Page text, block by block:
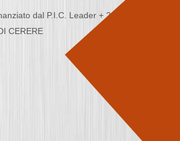
dal P.I.C. Leader + 2000/2006 -
CERERE